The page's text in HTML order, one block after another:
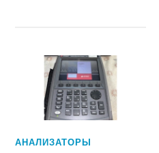
АНАЛИЗАТОРЫ